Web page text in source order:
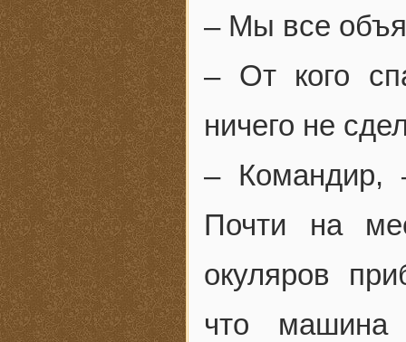
– Мы все
– От кого
ничего не
– Командир,
Почти на
окуляров
что машина